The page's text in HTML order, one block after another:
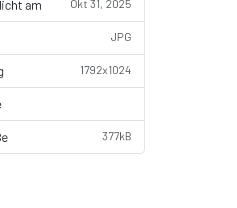
am Okt 31, 2025
JPG
1792x1024
377kB